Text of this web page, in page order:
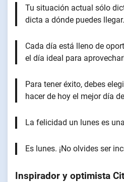
Tu situación actual sólo
dicta a dónde puedes llegar.
Cada día está lleno de
el día ideal para
Para tener éxito, debes
hacer de hoy el mejor día
La felicidad un lunes es
Es lunes. ¡No olvides ser
Inspirador y optimista